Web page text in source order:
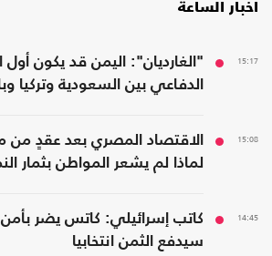
أخبار الساعة
15:17
"الغارديان": اليمن قد يكون أول
الدفاعي بين السعودية وتركيا
15:08
الاقتصاد المصري بعد عقدٍ من
لماذا لم يشعر المواطن بثمار
14:45
كاتب إسرائيلي: كاتس يضر بأمن
سيدفع الثمن انتخابيا